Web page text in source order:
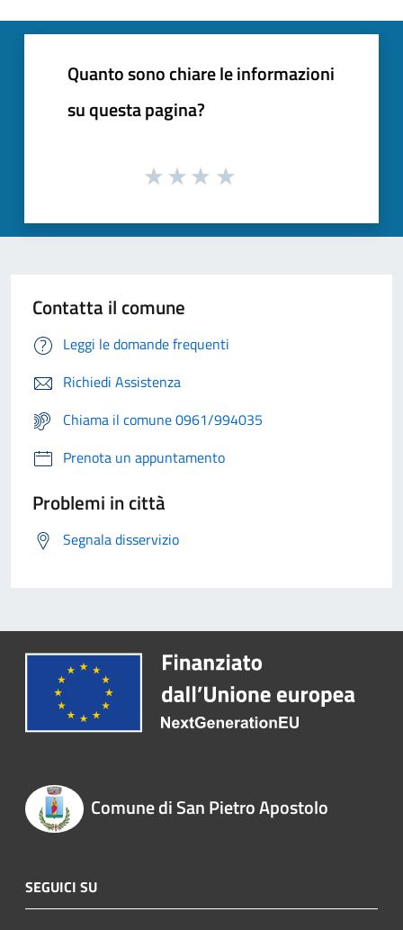
Quanto sono chiare le informazioni
su questa pagina?
Contatta il comune
Leggi le domande frequenti
Richiedi Assistenza
Chiama il comune 0961/994035
Prenota un appuntamento
Problemi in città
Segnala disservizio
Comune di San Pietro Apostolo
SEGUICI SU